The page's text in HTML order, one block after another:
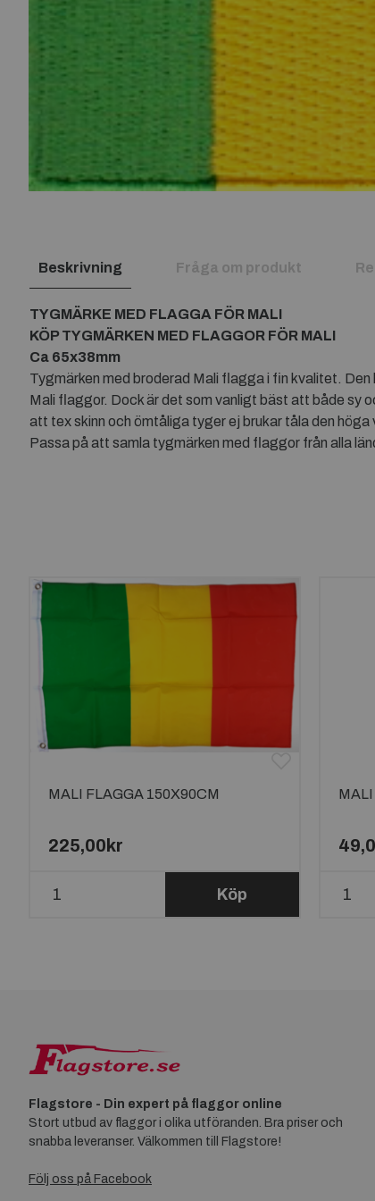
Beskrivning Fråga om produkt
TYGMÄRKE MED FLAGGA FÖR MALI
KÖP TYGMÄRKEN MED FLAGGOR FÖR MALI
Ca 65x38mm
Tygmärken med broderad Mali flagga i fin kvalitet.
Mali flaggor. Dock är det som vanligt bäst att både sy
att tex skinn och ömtåliga tyger ej brukar tåla den höga
Passa på att samla tygmärken med flaggor från alla
MALI FLAGGA 150X90CM
225,00kr
Köp
Flagstore - Din expert på flaggor online
Stort utbud av flaggor i olika utföranden. Bra priser och
snabba leveranser. Välkommen till Flagstore!
Följ oss på Facebook